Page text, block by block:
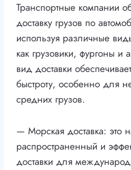
Транспортные компании
доставку грузов по
используя различные
как грузовики, фургоны и
вид доставки
быстроту, особенно для
средних грузов.
— Морская доставка: это
распространенный и
доставки для